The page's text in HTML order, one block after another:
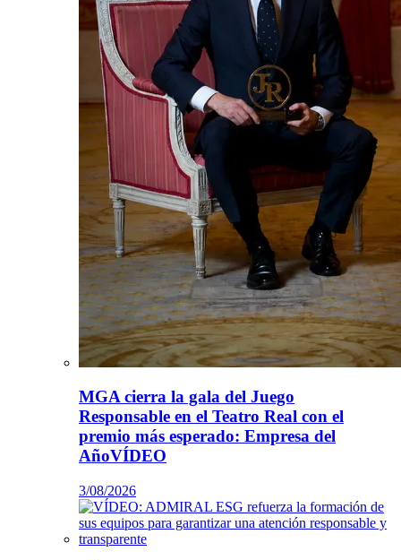
MGA cierra la gala del Juego
Responsable en el Teatro Real con el
premio más esperado: Empresa del
AñoVÍDEO
3/08/2026